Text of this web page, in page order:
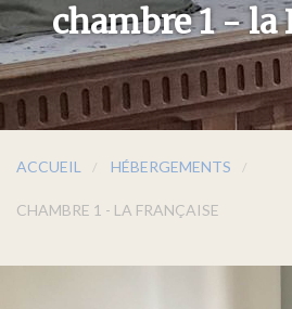
chambre 1 - la
ACCUEIL HÉBERGEMENTS
CHAMBRE 1 - LA FRANÇAISE